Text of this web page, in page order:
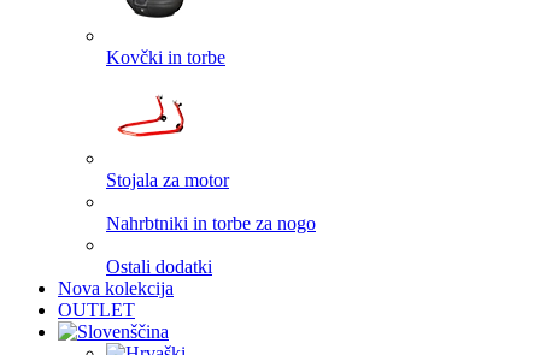
Kovčki in torbe
Stojala za motor
Nahrbtniki in torbe za nogo
Ostali dodatki
Nova kolekcija
OUTLET